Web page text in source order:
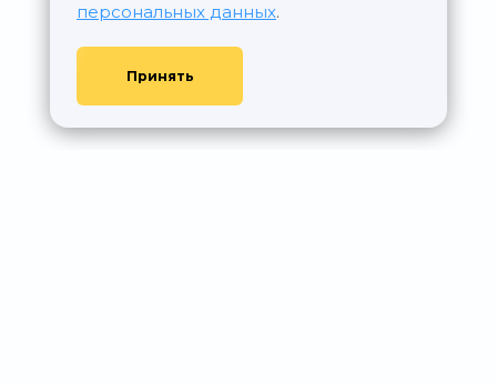
персональных данных.
Принять